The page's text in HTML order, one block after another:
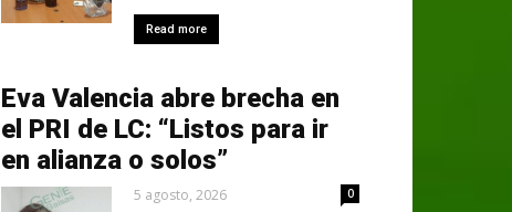
Read more
Eva Valencia abre brecha en
el PRI de LC: “Listos para ir
en alianza o solos”
5 agosto, 2026 0